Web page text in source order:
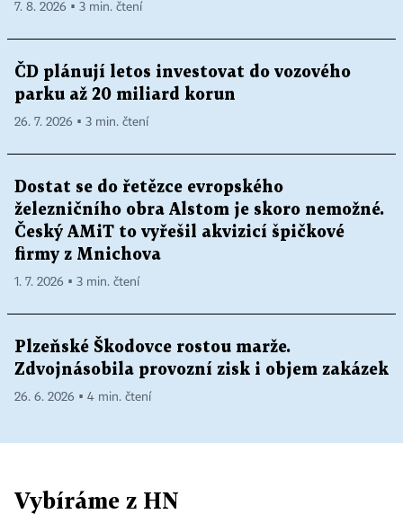
7. 8. 2026 ▪ 3 min. čtení
ČD plánují letos investovat do vozového
parku až 20 miliard korun
26. 7. 2026 ▪ 3 min. čtení
Dostat se do řetězce evropského
železničního obra Alstom je skoro nemožné.
Český AMiT to vyřešil akvizicí špičkové
firmy z Mnichova
1. 7. 2026 ▪ 3 min. čtení
Plzeňské Škodovce rostou marže.
Zdvojnásobila provozní zisk i objem zakázek
26. 6. 2026 ▪ 4 min. čtení
Vybíráme z HN